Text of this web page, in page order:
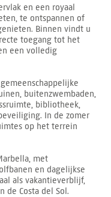
en een royaal
te ontspannen of
Binnen vindt u
toegang tot het
een volledig
buitenzwembaden,
bibliotheek,
In de zomer
op het terrein
met
en dagelijkse
als vakantieverblijf,
de Costa del Sol.